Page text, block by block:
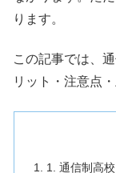
ります。
この記事では、
リット・注意点
1. 通信制高